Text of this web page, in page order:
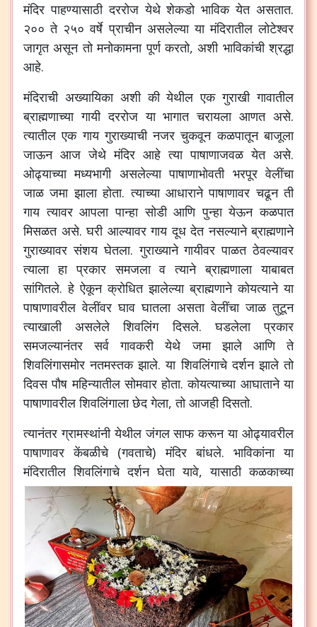
मंदिर पाहण्यासाठी दररोज येथे शेकडो भाविक येत असतात.
२०० ते २५० वर्षे प्राचीन असलेल्या या मंदिरातील लोटेश्वर
जागृत असून तो मनोकामना पूर्ण करतो,अशी भाविकांची श्रद्धा
आहे.
मंदिराची अख्यायिका अशी की येथील एक गुराखी गावातील
ब्राह्मणाच्या गायी दररोज या भागात चरायला आणत असे.
त्यातील एक गाय गुराख्याची नजर चुकवून कळपातून बाजूला
जाऊन आज जेथे मंदिर आहे त्या पाषाणाजवळ येत असे.
ओढ्याच्या मध्यभागी असलेल्या पाषाणाभोवती भरपूर वेलींचा
जाळ जमा झाला होता.त्याच्या आधाराने पाषाणावर चढून ती
गाय त्यावर आपला पान्हा सोडी आणि पुन्हा येऊन कळपात
मिसळत असे.घरी आल्यावर गाय दूध देत नसल्याने ब्राह्मणाने
गुराख्यावर संशय घेतला.गुराख्याने गायीवर पाळत ठेवल्यावर
त्याला हा प्रकार समजला व त्याने ब्राह्मणाला याबाबत
सांगितले.हे ऐकून क्रोधित झालेल्या ब्राह्मणाने कोयत्याने या
पाषाणावरील वेलींवर घाव घातला असता वेलींचा जाळ तुटून
त्याखाली
असलेले शिवलिंग दिसले.घडलेला
प्रकार
समजल्यानंतर
सर्व गावकरी येथे जमा झाले आणि
ते
शिवलिंगासमोर नतमस्तक झाले.या शिवलिंगाचे दर्शन झाले तो
दिवस पौष महिन्यातील सोमवार होता.कोयत्याच्या आघाताने या
पाषाणावरील शिवलिंगाला छेद गेला,तो आजही दिसतो.
त्यानंतर ग्रामस्थांनी येथील जंगल साफ करून या ओढ्यावरील
पाषाणावर केंबळीचे(गवताचे)मंदिर बांधले. भाविकांना या
मंदिरातील शिवलिंगाचे दर्शन घेता यावे,यासाठी कळकाच्या